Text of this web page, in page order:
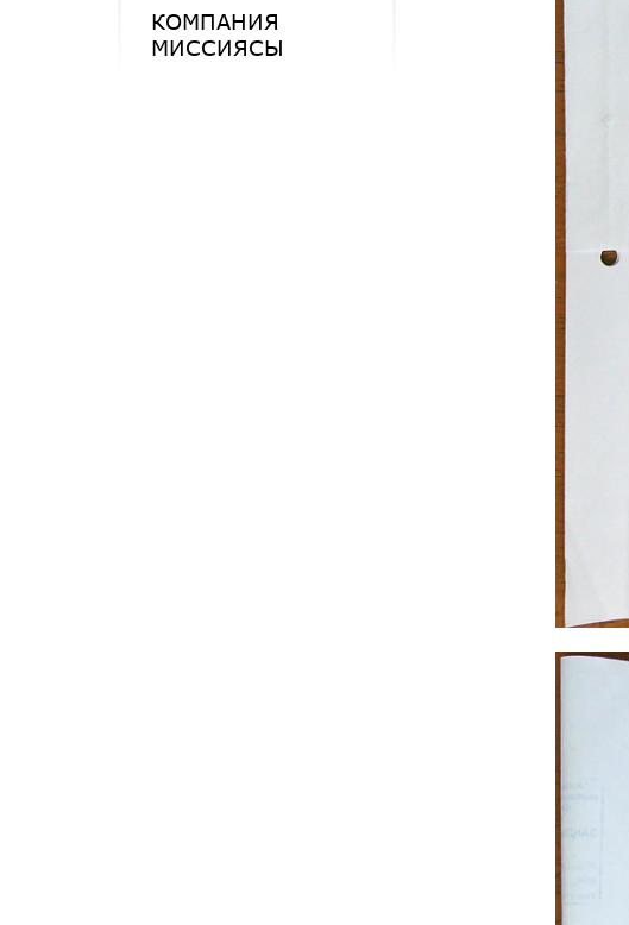
КОМПАНИЯ
МИССИЯСЫ